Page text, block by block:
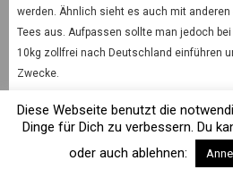
werden. Ähnlich sieht es auch mit anderen
Tees aus. Aufpassen sollte man jedoch
10kg zollfrei nach Deutschland einführen
Zwecke.
Eine weitere heiß begehrte Ware sind
Holland noch ohne Pfand und bei einem
Softdrink, wird sich hier auch
Diese Webseite benutzt die
Dinge für Dich zu verbessern. Du
oder auch ablehnen: